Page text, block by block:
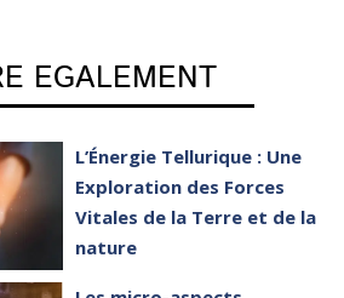
EGALEMENT
L’Énergie Tellurique : Une
Exploration des Forces
Vitales de la Terre et de la
nature